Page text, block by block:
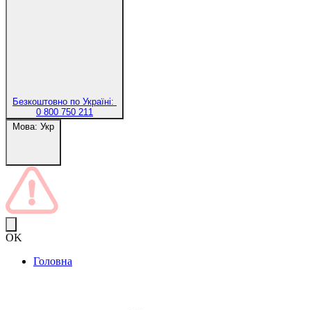
Безкоштовно по Україні:
0 800 750 211
Мова: Укр
OK
Головна